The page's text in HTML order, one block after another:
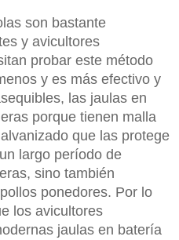
son bastante
y avicultores
probar este método
y es más efectivo y
las jaulas en
porque tienen malla
que las protege
largo período de
sino también
ponedores. Por lo
los avicultores
jaulas en batería